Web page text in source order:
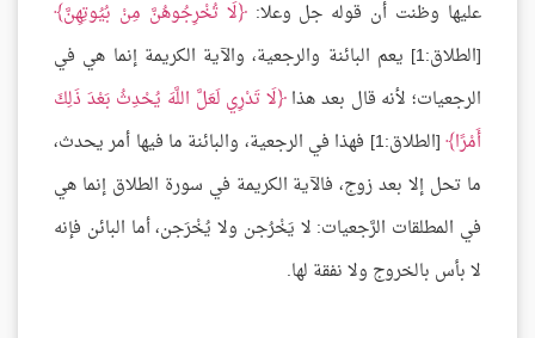
عليها وظنت أن قوله جل وعلا: لَا تُخْرِجُوهُنَّ مِنْ بُيُوتِهِنَّ
[الطلاق:1] يعم البائنة والرجعية، والآية الكريمة إنما هي في
الرجعيات؛ لأنه قال بعد هذا لَا تَدْرِي لَعَلَّ اللَّهَ يُحْدِثُ بَعْدَ ذَلِكَ
أَمْرًا
[الطلاق:1] فهذا في الرجعية، والبائنة ما فيها أمر يحدث،
ما تحل إلا بعد زوج، فالآية الكريمة في سورة الطلاق إنما هي
في المطلقات الرَّجعيات: لا يَخْرُجن ولا يُخْرَجن، أما البائن فإنه
لا بأس بالخروج ولا نفقة لها.